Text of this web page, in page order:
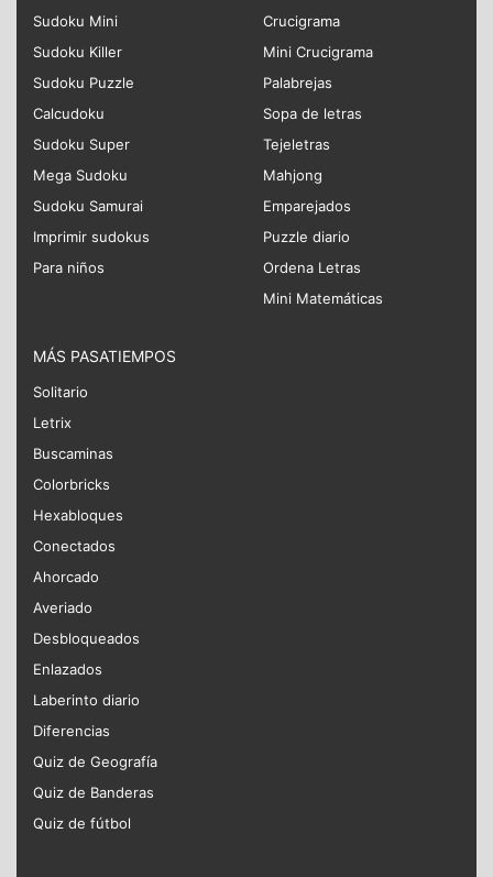
Sudoku Mini
Sudoku Killer
Sudoku Puzzle
Calcudoku
Sudoku Super
Mega Sudoku
Sudoku Samurai
Imprimir sudokus
Para niños
Crucigrama
Mini Crucigrama
Palabrejas
Sopa de letras
Tejeletras
Mahjong
Emparejados
Puzzle diario
Ordena Letras
Mini Matemáticas
MÁS PASATIEMPOS
Solitario
Letrix
Buscaminas
Colorbricks
Hexabloques
Conectados
Ahorcado
Averiado
Desbloqueados
Enlazados
Laberinto diario
Diferencias
Quiz de Geografía
Quiz de Banderas
Quiz de fútbol